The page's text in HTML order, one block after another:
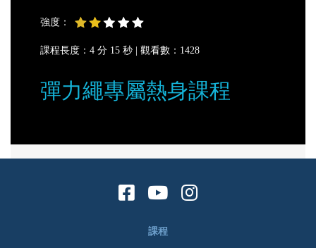
強度：
課程長度：4 分 15 秒 | 觀看數：1428
彈力繩專屬熱身課程
課程